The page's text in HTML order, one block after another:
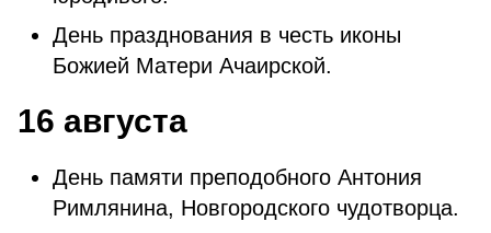
День празднования в честь иконы
Божией Матери Ачаирской.
16 августа
День памяти преподобного Антония
Римлянина, Новгородского чудотворца.